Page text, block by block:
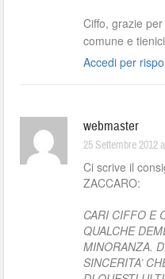
Ciffo, grazie
comune e
Accedi per
webmaster
25 Settembre 2012
Ci scrive il
ZACCARO:
CARI CIFFO E
QUALCHE
MINORANZA.
SINCERITA’